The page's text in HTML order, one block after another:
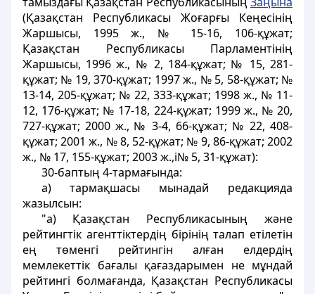
(Қазақстан Республикасы Жоғарғы Кеңесінің
Жаршысы, 1995 ж., № 15-16, 106-құжат;
Қазақстан Республикасы Парламентінің
Жаршысы, 1996 ж., № 2, 184-құжат; № 15, 281-
құжат; № 19, 370-құжат; 1997 ж., № 5, 58-құжат; №
13-14, 205-құжат; № 22, 333-құжат; 1998 ж., № 11-
12, 176-құжат; № 17-18, 224-құжат; 1999 ж., № 20,
727-құжат; 2000 ж., № 3-4, 66-құжат; № 22, 408-
құжат; 2001 ж., № 8, 52-құжат; № 9, 86-құжат; 2002
ж., № 17, 155-құжат; 2003 ж.,і№ 5, 31-құжат):
30-баптың 4-тармағында:
а) тармақшасы мынадай редакцияда
жазылсын:
"а) Қазақстан Республикасының және
рейтингтік агенттіктердің бірінің талап етілетін
ең төменгі рейтингін алған елдердің
мемлекеттік бағалы қағаздарымен не мұндай
рейтингі болмағанда, Қазақстан Республикасы